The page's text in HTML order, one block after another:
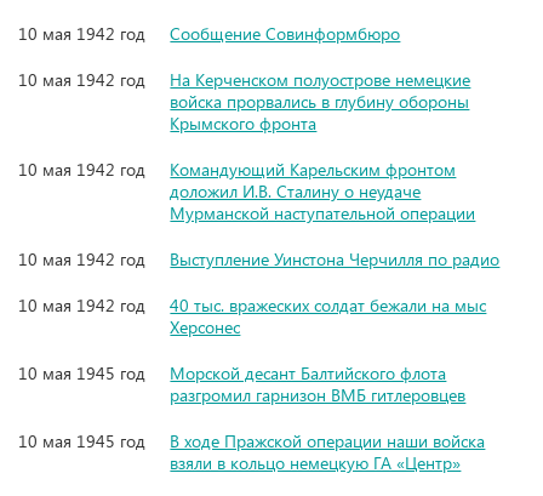
10 мая 1942 год
Сообщение Совинформбюро
10 мая 1942 год
На Керченском полуострове немецкие
войска прорвались в глубину обороны
Крымского фронта
10 мая 1942 год
Командующий Карельским фронтом
доложил И.В. Сталину о неудаче
Мурманской наступательной операции
10 мая 1942 год
Выступление Уинстона Черчилля по радио
10 мая 1942 год
40 тыс. вражеских солдат бежали на мыс
Херсонес
10 мая 1945 год
Морской десант Балтийского флота
разгромил гарнизон ВМБ гитлеровцев
10 мая 1945 год
В ходе Пражской операции наши войска
взяли в кольцо немецкую ГА «Центр»